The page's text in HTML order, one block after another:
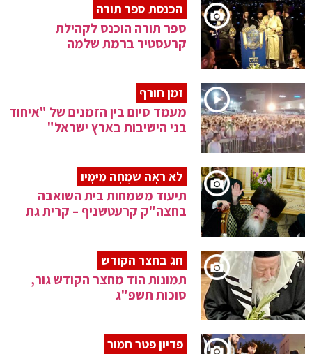
הכנסת ספר תורה
ספר תורה הוכנס לקהילת
קרעסטיר ברמת שלמה
זמן חורף
מעמד סיום בין הזמנים של "איחוד
בני הישיבות בארץ ישראל"
לֹא רָאָה שִׂמְחָה מִיָּמָיו
תיעוד משמחות בית השואבה
בחצה"ק קרעטשניף – קרית גת
חג בחצר הקודש
תמונות הוד מחצר הקודש גור,
סוכות תשפ"ג
פדיון פטר חמור